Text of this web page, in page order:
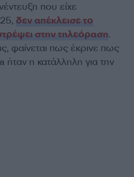
που είχε
δεν απέκλεισε το
στην τηλεόραση.
φαίνεται πως έκρινε πως
η κατάλληλη για την